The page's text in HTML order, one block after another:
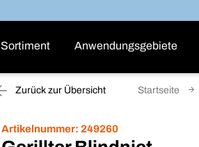
Sortiment Anwendungsgebiete
Zurück zur Übersicht Startseite
Artikelnummer: 249260